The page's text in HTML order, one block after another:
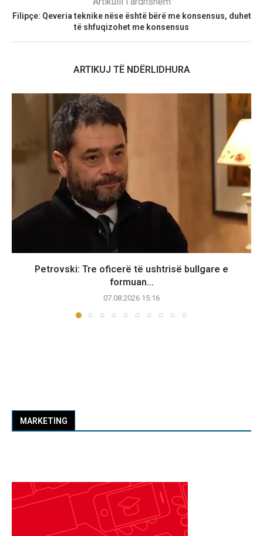
Filipçe: Qeveria teknike nëse është bërë me konsensus, duhet
të shfuqizohet me konsensus
ARTIKUJ TË NDËRLIDHURA
Petrovski: Tre oficerë të ushtrisë bullgare e
formuan...
07.08.2026 15:16
MARKETING